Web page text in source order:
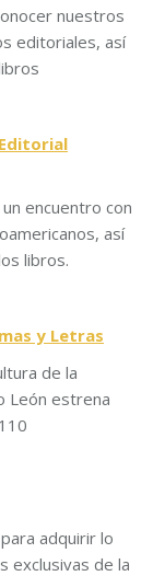
nuestros
editoriales, así
encuentro con
así
libros.
y Letras
de la
León estrena
adquirir lo
exclusivas de la